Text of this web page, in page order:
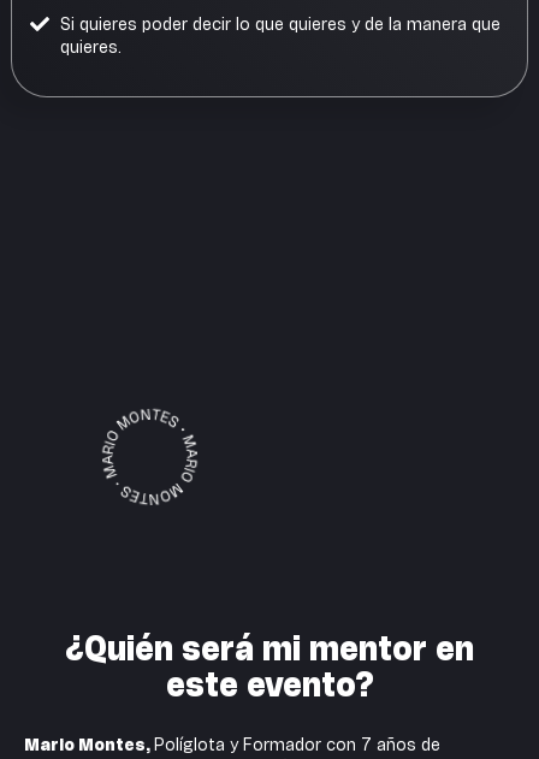
Si quieres poder decir lo que quieres y de la manera que
quieres.
¿Quién será mi mentor en
este evento?
Mario Montes, Políglota y Formador con 7 años de